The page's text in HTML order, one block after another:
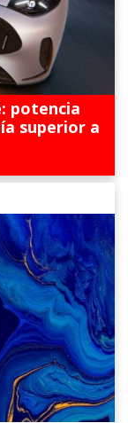
potencia
superior a